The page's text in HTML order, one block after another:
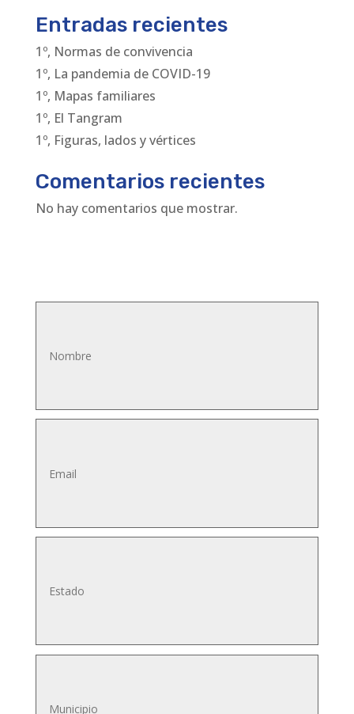
Entradas recientes
1º, Normas de convivencia
1º, La pandemia de COVID-19
1º, Mapas familiares
1º, El Tangram
1º, Figuras, lados y vértices
Comentarios recientes
No hay comentarios que mostrar.